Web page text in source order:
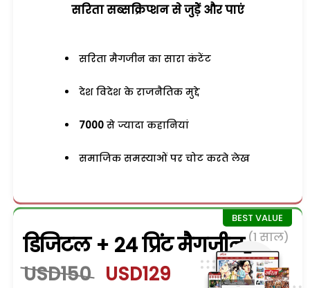
सरिता सब्सक्रिप्शन से जुड़ेें और पाएं
सरिता मैगजीन का सारा कंटेंट
देश विदेश के राजनैतिक मुद्दे
7000 से ज्यादा कहानियां
समाजिक समस्याओं पर चोट करते लेख
डिजिटल + 24 प्रिंट मैगजीन (1 साल)
USD150 USD129